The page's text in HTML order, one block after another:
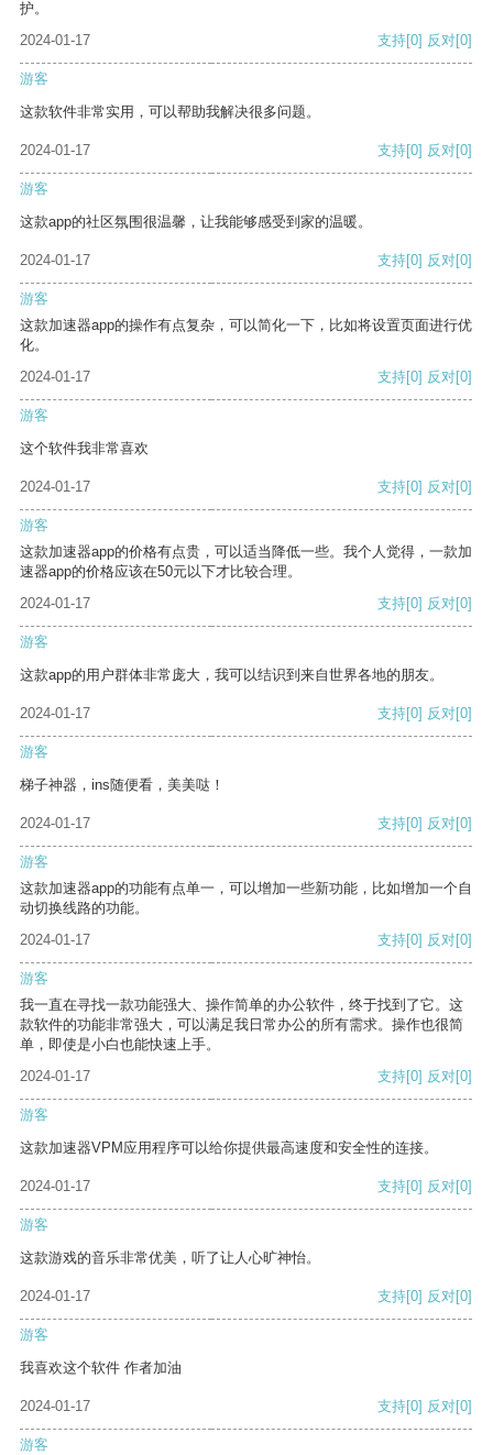
护。
2024-01-17
支持[0] 反对[0]
游客
这款软件非常实用，可以帮助我解决很多问题。
2024-01-17 支持[0] 反对[0]
游客
这款app的社区氛围很温馨，让我能够感受到家的温暖。
2024-01-17 支持[0] 反对[0]
游客
这款加速器app的操作有点复杂，可以简化一下，比如将设置页面进行优
化。
2024-01-17
支持[0] 反对[0]
游客
这个软件我非常喜欢
2024-01-17 支持[0] 反对[0]
游客
这款加速器app的价格有点贵，可以适当降低一些。我个人觉得，一款加
速器app的价格应该在50元以下才比较合理。
2024-01-17
支持[0] 反对[0]
游客
这款app的用户群体非常庞大，我可以结识到来自世界各地的朋友。
2024-01-17 支持[0] 反对[0]
游客
梯子神器，ins随便看，美美哒！
2024-01-17 支持[0] 反对[0]
游客
这款加速器app的功能有点单一，可以增加一些新功能，比如增加一个自
动切换线路的功能。
2024-01-17
支持[0] 反对[0]
游客
我一直在寻找一款功能强大、操作简单的办公软件，终于找到了它。这
款软件的功能非常强大，可以满足我日常办公的所有需求。操作也很简
单，即使是小白也能快速上手。
2024-01-17
支持[0] 反对[0]
游客
这款加速器VPM应用程序可以给你提供最高速度和安全性的连接。
2024-01-17 支持[0] 反对[0]
游客
这款游戏的音乐非常优美，听了让人心旷神怡。
2024-01-17 支持[0] 反对[0]
游客
我喜欢这个软件 作者加油
2024-01-17 支持[0] 反对[0]
游客